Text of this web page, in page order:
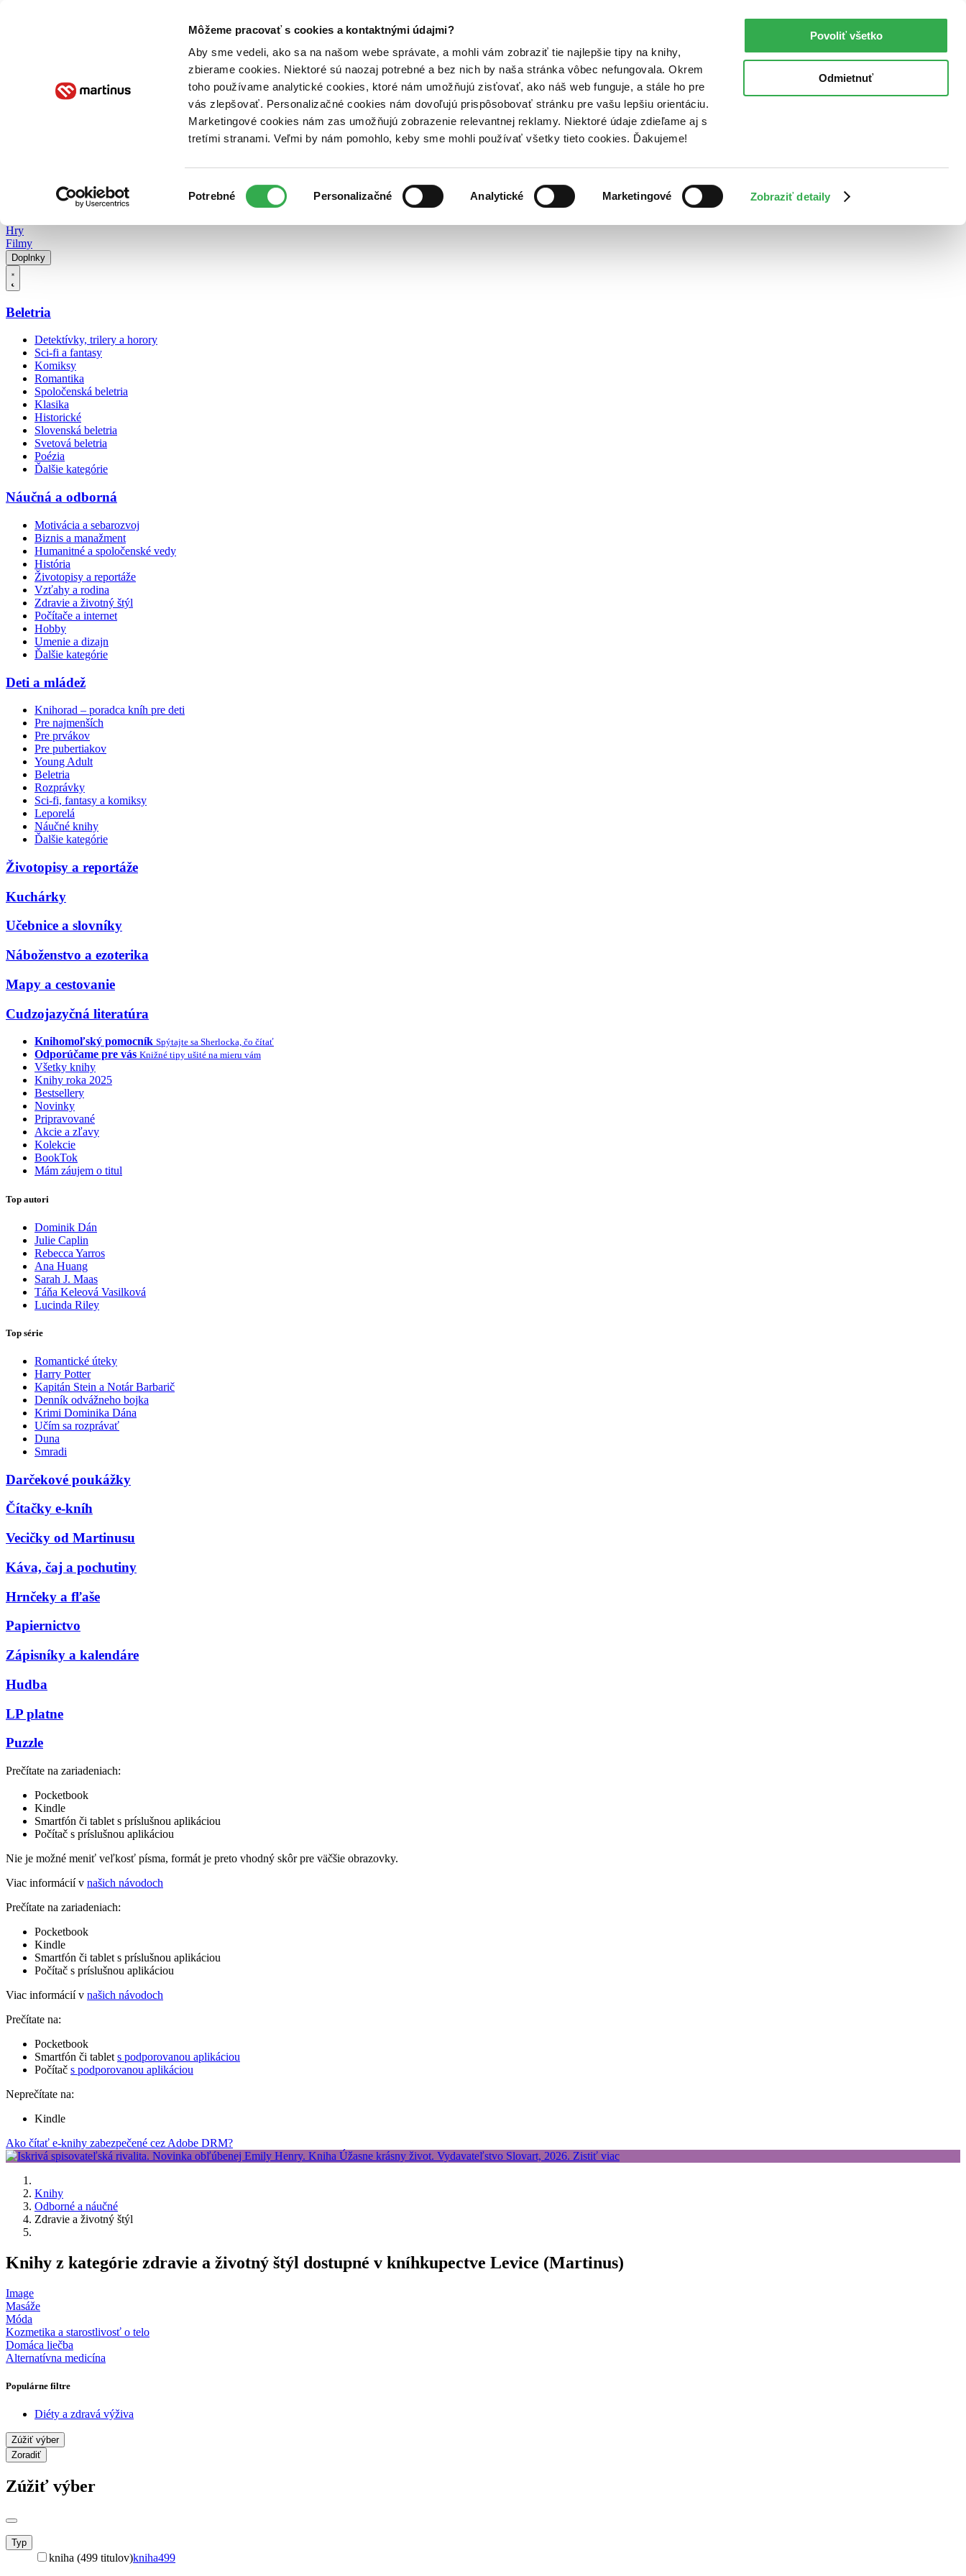
Môžeme pracovať s cookies a kontaktnými údajmi?
Aby sme vedeli, ako sa na našom webe správate, a mohli vám zobraziť tie najlepšie tipy na knihy,
zbierame cookies. Niektoré sú naozaj potrebné a bez nich by naša stránka vôbec nefungovala. Okrem
toho používame analytické cookies, ktoré nám umožňujú zisťovať, ako náš web funguje, a stále ho pre
vás zlepšovať. Personalizačné cookies nám dovoľujú prispôsobovať stránku pre vašu lepšiu orientáciu.
Marketingové cookies nám zas umožňujú zobrazenie relevantnej reklamy. Niektoré údaje zdieľame aj s
tretími stranami. Veľmi by nám pomohlo, keby sme mohli používať všetky tieto cookies. Ďakujeme!
súhlasu
Potrebné Personalizačné Analytické Marketingové Zobraziť detaily
Povoliť všetko
Odmietnuť
Poukážky Kontakt
Hry
Filmy
Doplnky
Beletria
Detektívky, trilery a horory
Sci-fi a fantasy
Komiksy
Romantika
Spoločenská beletria
Klasika
Historické
Slovenská beletria
Svetová beletria
Poézia
Ďalšie kategórie
Náučná a odborná
Motivácia a sebarozvoj
Biznis a manažment
Humanitné a spoločenské vedy
História
Životopisy a reportáže
Vzťahy a rodina
Zdravie a životný štýl
Počítače a internet
Hobby
Umenie a dizajn
Ďalšie kategórie
Deti a mládež
Knihorad – poradca kníh pre deti
Pre najmenších
Pre prvákov
Pre pubertiakov
Young Adult
Beletria
Rozprávky
Sci-fi, fantasy a komiksy
Leporelá
Náučné knihy
Ďalšie kategórie
Životopisy a reportáže
Kuchárky
Učebnice a slovníky
Náboženstvo a ezoterika
Mapy a cestovanie
Cudzojazyčná literatúra
Knihomoľský pomocník Spýtajte sa Sherlocka, čo čítať
Odporúčame pre vás Knižné tipy ušité na mieru vám
Všetky knihy
Knihy roka 2025
Bestsellery
Novinky
Pripravované
Akcie a zľavy
Kolekcie
BookTok
Mám záujem o titul
Top autori
Dominik Dán
Julie Caplin
Rebecca Yarros
Ana Huang
Sarah J. Maas
Táňa Keleová Vasilková
Lucinda Riley
Top série
Romantické úteky
Harry Potter
Kapitán Stein a Notár Barbarič
Denník odvážneho bojka
Krimi Dominika Dána
Učím sa rozprávať
Duna
Smradi
Darčekové poukážky
Čítačky e-kníh
Vecičky od Martinusu
Káva, čaj a pochutiny
Hrnčeky a fľaše
Papiernictvo
Zápisníky a kalendáre
Hudba
LP platne
Puzzle
Prečítate na zariadeniach:
Pocketbook
Kindle
Smartfón či tablet s príslušnou aplikáciou
Počítač s príslušnou aplikáciou
Nie je možné meniť veľkosť písma, formát je preto vhodný skôr pre väčšie obrazovky.
Viac informácií v našich návodoch
Prečítate na zariadeniach:
Pocketbook
Kindle
Smartfón či tablet s príslušnou aplikáciou
Počítač s príslušnou aplikáciou
Viac informácií v našich návodoch
Prečítate na:
Pocketbook
Smartfón či tablet s podporovanou aplikáciou
Počítač s podporovanou aplikáciou
Neprečítate na:
Kindle
Ako čítať e-knihy zabezpečené cez Adobe DRM?
Knihy
Odborné a náučné
Zdravie a životný štýl
Knihy z kategórie zdravie a životný štýl dostupné v kníhkupectve Levice (Martinus)
Image
Masáže
Móda
Kozmetika a starostlivosť o telo
Domáca liečba
Alternatívna medicína
Populárne filtre
Diéty a zdravá výživa
Zúžiť výber
Zoradiť
Zúžiť výber
Typ
kniha (499 titulov)kniha499